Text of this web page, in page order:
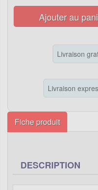
Ajouter au
Livraison
Livraison
Fiche produit
DESCRIPTION